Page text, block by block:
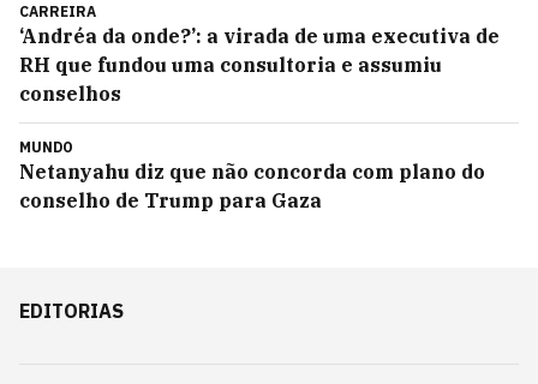
CARREIRA
‘Andréa da onde?’: a virada de uma executiva de
RH que fundou uma consultoria e assumiu
conselhos
MUNDO
Netanyahu diz que não concorda com plano do
conselho de Trump para Gaza
EDITORIAS